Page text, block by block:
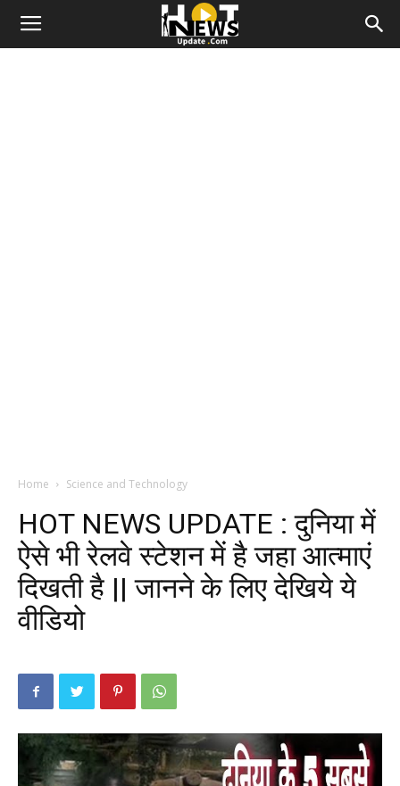
Home Science and Technology
HOT NEWS UPDATE : दुनिया में
ऐसे भी रेलवे स्टेशन में है जहा आत्माएं
दिखती है || जानने के लिए देखिये ये
वीडियो